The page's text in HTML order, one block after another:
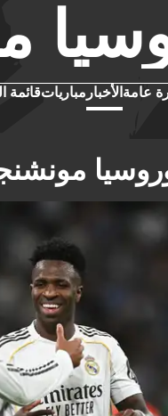
عامة الأخبار مبارياتقائمة